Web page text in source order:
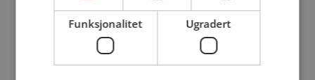
Funksjonalitet Ugradert